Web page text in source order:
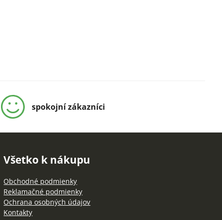
spokojní zákazníci
Všetko k nákupu
Obchodné podmienky
Reklamačné podmienky
Ochrana osobných údajov
Kontakty